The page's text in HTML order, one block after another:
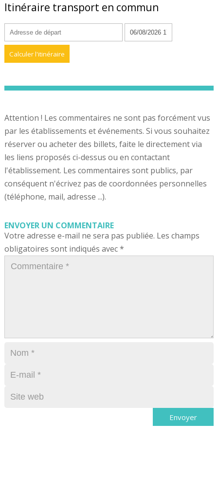
Itinéraire transport en commun
Attention ! Les commentaires ne sont pas forcément vus
par les établissements et événements. Si vous souhaitez
réserver ou acheter des billets, faite le directement via
les liens proposés ci-dessus ou en contactant
l'établissement. Les commentaires sont publics, par
conséquent n'écrivez pas de coordonnées personnelles
(téléphone, mail, adresse ...).
ENVOYER UN COMMENTAIRE
Votre adresse e-mail ne sera pas publiée. Les champs
obligatoires sont indiqués avec*